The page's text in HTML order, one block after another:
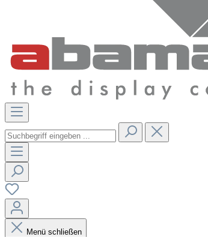
Menü schließen